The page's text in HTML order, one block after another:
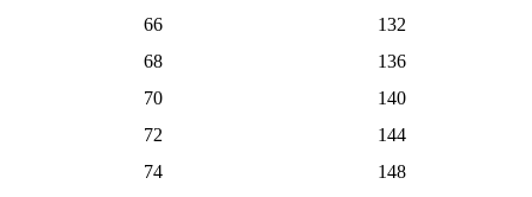
66
132
68
136
70
140
72
144
74
148